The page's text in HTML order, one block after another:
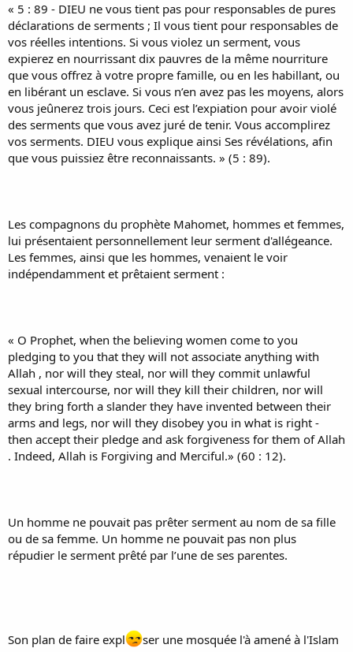
« 5 : 89 - DIEU ne vous tient pas pour responsables de pures
déclarations de serments ; Il vous tient pour responsables de
vos réelles intentions. Si vous violez un serment, vous
expierez en nourrissant dix pauvres de la même nourriture
que vous offrez à votre propre famille, ou en les habillant, ou
en libérant un esclave. Si vous n’en avez pas les moyens, alors
vous jeûnerez trois jours. Ceci est l’expiation pour avoir violé
des serments que vous avez juré de tenir. Vous accomplirez
vos serments. DIEU vous explique ainsi Ses révélations, afin
que vous puissiez être reconnaissants. » (5 : 89).
Les compagnons du prophète Mahomet, hommes et femmes,
lui présentaient personnellement leur serment d'allégeance.
Les femmes, ainsi que les hommes, venaient le voir
indépendamment et prêtaient serment :
« O Prophet, when the believing women come to you
pledging to you that they will not associate anything with
Allah , nor will they steal, nor will they commit unlawful
sexual intercourse, nor will they kill their children, nor will
they bring forth a slander they have invented between their
arms and legs, nor will they disobey you in what is right -
then accept their pledge and ask forgiveness for them of Allah
. Indeed, Allah is Forgiving and Merciful.» (60 : 12).
Un homme ne pouvait pas prêter serment au nom de sa fille
ou de sa femme. Un homme ne pouvait pas non plus
répudier le serment prêté par l’une de ses parentes.
Son plan de faire expl ser une mosquée l'à amené à l'Islam